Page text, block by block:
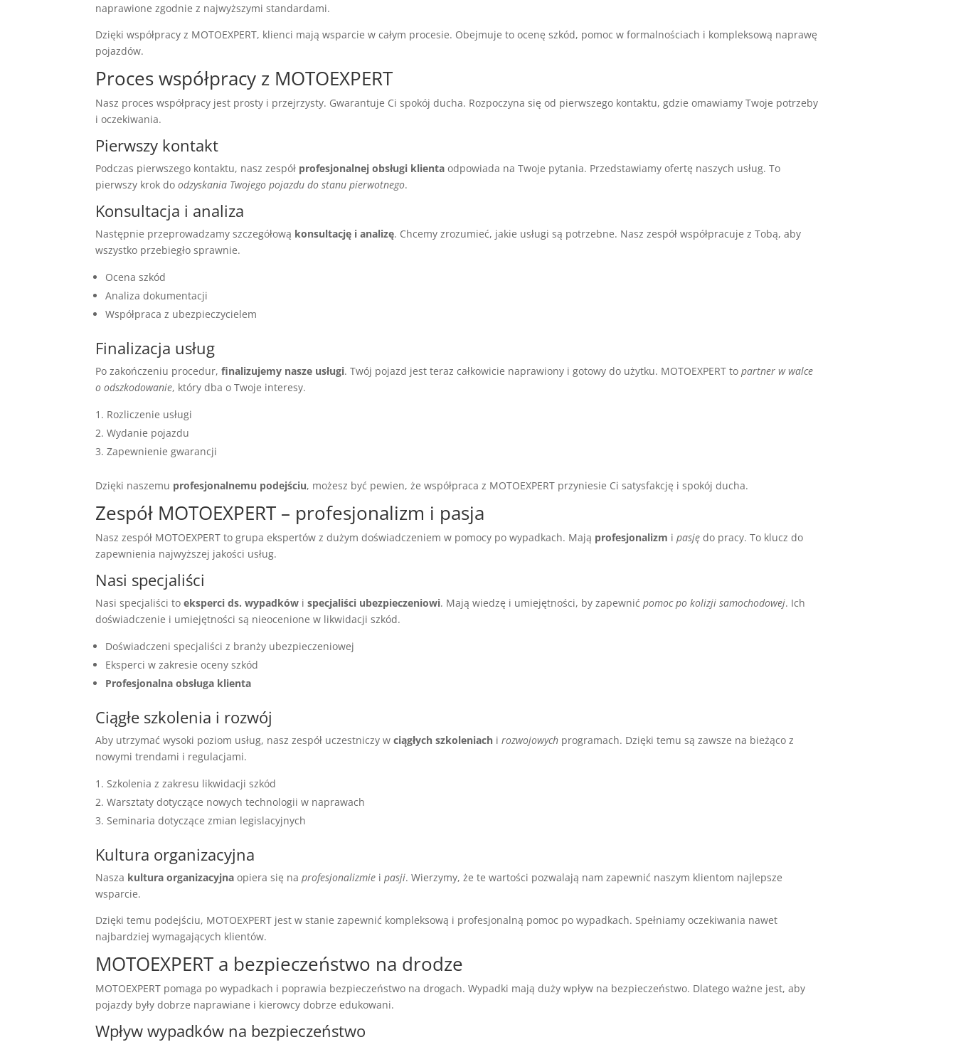
naprawione zgodnie z najwyższymi standardami.
Dzięki współpracy z MOTOEXPERT, klienci mają wsparcie w całym procesie. Obejmuje to ocenę szkód, pomoc w formalnościach i kompleksową naprawę
pojazdów.
Proces współpracy z MOTOEXPERT
Nasz proces współpracy jest prosty i przejrzysty. Gwarantuje Ci spokój ducha. Rozpoczyna się od pierwszego kontaktu, gdzie omawiamy Twoje potrzeby
i oczekiwania.
Pierwszy kontakt
Podczas pierwszego kontaktu, nasz zespół profesjonalnej obsługi klienta odpowiada na Twoje pytania. Przedstawiamy ofertę naszych usług. To
pierwszy krok doodzyskania Twojego pojazdu do stanu pierwotnego.
Konsultacja i analiza
Następnie przeprowadzamy szczegółową konsultację i analizę. Chcemy zrozumieć, jakie usługi są potrzebne. Nasz zespół współpracuje z Tobą, aby
wszystko przebiegło sprawnie.
Ocena szkód
Analiza dokumentacji
Współpraca z ubezpieczycielem
Finalizacja usług
Po zakończeniu procedur,finalizujemy nasze usługi. Twój pojazd jest teraz całkowicie naprawiony i gotowy do użytku. MOTOEXPERT topartner w walce
o odszkodowanie, który dba o Twoje interesy.
Rozliczenie usługi
Wydanie pojazdu
Zapewnienie gwarancji
Dzięki naszemu profesjonalnemu podejściu, możesz być pewien, że współpraca z MOTOEXPERT przyniesie Ci satysfakcję i spokój ducha.
Zespół MOTOEXPERT – profesjonalizm i pasja
Nasz zespół MOTOEXPERT to grupa ekspertów z dużym doświadczeniem w pomocy po wypadkach. Mają profesjonalizm ipasję do pracy. To klucz do
zapewnienia najwyższej jakości usług.
Nasi specjaliści
Nasi specjaliści toeksperci ds. wypadków ispecjaliści ubezpieczeniowi. Mają wiedzę i umiejętności, by zapewnićpomoc po kolizji samochodowej. Ich
doświadczenie i umiejętności są nieocenione w likwidacji szkód.
Doświadczeni specjaliści z branży ubezpieczeniowej
Eksperci w zakresie oceny szkód
Profesjonalna obsługa klienta
Ciągłe szkolenia i rozwój
Aby utrzymać wysoki poziom usług, nasz zespół uczestniczy wciągłych szkoleniach irozwojowych programach. Dzięki temu są zawsze na bieżąco z
nowymi trendami i regulacjami.
Szkolenia z zakresu likwidacji szkód
Warsztaty dotyczące nowych technologii w naprawach
Seminaria dotyczące zmian legislacyjnych
Kultura organizacyjna
Nasza kultura organizacyjna opiera się naprofesjonalizmie ipasji. Wierzymy, że te wartości pozwalają nam zapewnić naszym klientom najlepsze
wsparcie.
Dzięki temu podejściu, MOTOEXPERT jest w stanie zapewnić kompleksową i profesjonalną pomoc po wypadkach. Spełniamy oczekiwania nawet
najbardziej wymagających klientów.
MOTOEXPERT a bezpieczeństwo na drodze
MOTOEXPERT pomaga po wypadkach i poprawia bezpieczeństwo na drogach. Wypadki mają duży wpływ na bezpieczeństwo. Dlatego ważne jest, aby
pojazdy były dobrze naprawiane i kierowcy dobrze edukowani.
Wpływ wypadków na bezpieczeństwo